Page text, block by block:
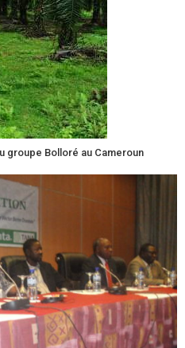
groupe Bolloré au Cameroun